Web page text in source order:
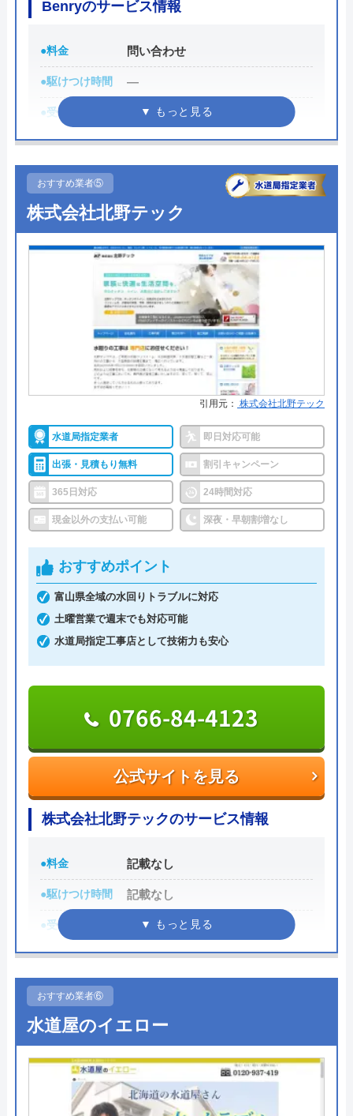
ちなみに、依頼せずとも見積もりにはお金はかから
ないので、相見積もりの際は必ず相談しておきたい
業者の一つです。
イースマイルの詳細ページはこちら
まずは電話相談！
0120-091-026
イースマイルの基本情報
株式会社イースマイル
島村禮孝
1992年6月1日創立
大阪府大阪市中央区瓦屋町3丁目7-3 イ
ースマイルビル
対応エリア 39都道府県
対応エリア詳
イースマイルのクチコミ on
4.1（198件のクチコミ）
※クチコミの内容について
2 か月前
トイレが詰まって本当に困っていましたが、
イースマイルさんに依頼して大正解でした！
う間に解決。スタッフの方も非常に丁寧で、
安心して任せられました。これでまた快適に
使えます。迅速な対応に心から感謝します！
Benryのサービス情報
●料金 問い合わせ
●駆けつけ時間 ―
●受付時間
●定休日 ―
●累計実績
●保証・保険 ―
詳細は公式HPでご確認ください
Benryがおすすめの理由
Benry（ベンリー）は、自宅で発生したさまざまな
困りごとを相談できる業者です。具体的な料金を知
りたい場合は、問い合わせが必要です。見積もりは
無料であり、料金や内容に納得できない場合はキャ
ンセルしても構いません。その場合、料金は発生し
ないため安心です。
深夜や早朝にも対応していますが、追加料金が発生
する可能性があります。また、支払い方法は基本的
に現金払いであるため、依頼する際は手元に現金を
用意しておく必要があります。
全国で幅広い依頼に対応しており、実績も豊富な業
者です。
公式サイトを見る
0120-041-904
Benryの基本情報
運営会社 株式会社ベンリーコーポレーション
所在地
〒452-0001
愛知県清須市西枇杷島町古城2丁目10-
1
対応エリア 全国
Benryのクチコミ on
2.3（ 15件のクチコミ）
※クチコミの内容について
per
おすすめ業者⑤
株式会社北野テック
引用元： 株式会社北野テック
水道局指定業者 即日対応可能
出張・見積もり無料 割引キャンペーン
365日対応 24時間対応
現金以外の支払い可能 深夜・早朝割増なし
おすすめポイント
富山県全域の水回りトラブルに対応
土曜営業で週末でも対応可能
水道局指定工事店として技術力も安心
公式サイトを見る
0766-84-4123
株式会社北野テックのサービス情報
●料金 記載なし
●駆けつけ時間 記載なし
●受付時間 8:00～17:00
●定休日 日曜日
●累計実績
株式会社北野テックがおすすめの理由
株式会社北野テックは、富山県全域を対象に水回り
おすすめ業者⑥
水道屋のイエロー